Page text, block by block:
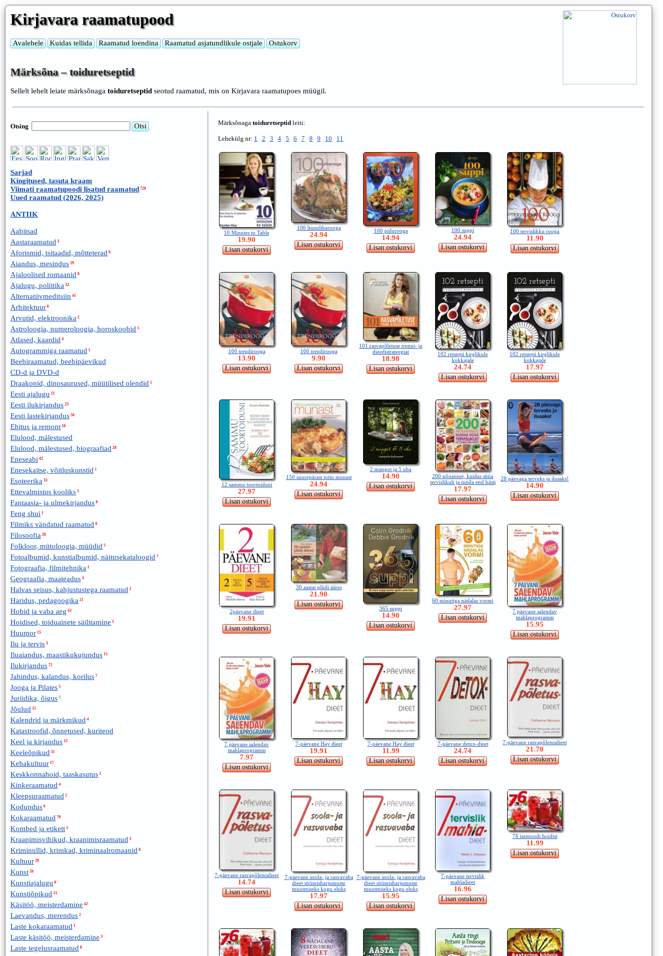
Kirjavara raamatupood
Märksõna – toiduretseptid
Sellelt lehelt leiate märksõnaga toiduretseptid seotud raamatud, mis on Kirjavara raamatupoes müügil.
Otsing
Sarjad
Kingitused, tasuta kraam
Viimati raamatupoodi lisatud raamatud 728
Uued raamatud (2026, 2025)
ANTIIK
Aabitsad
Aastaraamatud 3
Aforismid, tsitaadid, mõtteterad 6
Aiandus, mesindus 29
Ajaloolised romaanid 8
Ajalugu, poliitika 32
Alternatiivmeditsiin 41
Arhitektuur 8
Arvutid, elektroonika 2
Astroloogia, numeroloogia, horoskoobid 5
Atlased, kaardid 4
Autogrammiga raamatud 1
Beebiraamatud, beebipäevikud
CD-d ja DVD-d
Draakonid, dinosaurused, müütilised olendid 1
Eesti ajalugu 21
Eesti ilukirjandus 25
Eesti lastekirjandus 56
Ehitus ja remont 10
Elulood, mälestused
Elulood, mälestused, biograafiad 28
Eneseabi 42
Enesekaitse, võitluskunstid 1
Esoteerika 33
Ettevalmistus kooliks 5
Fantaasia- ja ulmekirjandus 8
Feng shui 1
Filmiks vändatud raamatud 8
Filosoofia 20
Folkloor, mütoloogia, müüdid 5
Fotoalbumid, kunstialbumid, näitusekataloogid 7
Fotograafia, filmitehnika 1
Geograafia, maateadus 4
Halvas seisus, kahjustustega raamatud 1
Haridus, pedagoogika 21
Hobid ja vaba aeg 43
Hoidised, toiduainete säilitamine 1
Huumor 15
Ilu ja tervis 3
Iluaiandus, maastikukujundus 15
Ilukirjandus 72
Jahindus, kalandus, korilus 7
Jooga ja Pilates 5
Juriidika, õigus 7
Jõulud 15
Kalendrid ja märkmikud 4
Katastroofid, õnnetused, kuriteod
Keel ja kirjandus 15
Keeleõpikud 31
Kehakultuur 17
Keskkonnahoid, taaskasutus 2
Kinkeraamatud 4
Kleepsuraamatud 2
Kodundus 6
Kokaraamatud 70
Kombed ja etikett 2
Kraapimisvihikud, kraapimisraamatud 3
Kriminullid, krimkad, kriminaalromaanid 8
Kultuur 28
Kunst 26
Kunstiajalugu 6
Kunstiõpikud 11
Käsitöö, meisterdamine 42
Laevandus, merendus 2
Laste kokaraamatud 1
Laste käsitöö, meisterdamine 3
Laste tegelusraamatud 8
Märksõnaga toiduretseptid leiti:
Lehekülg nr: 1 2 3 4 5 6 7 8 9 10 11
10 Minutes to Table
19.90
100 linnuliharooga
24.94
100 pidurooga
14.94
100 suppi
24.94
100 tervislikku rooga
11.90
100 trendirooga
13.90
100 trendirooga
9.90
101 rasvapõletuse trenni- ja
dieedistrateegiat
18.98
102 retsepti kirglikule
kokkajale
24.74
102 retsepti kirglikule
kokkajale
17.97
12 sammu toortoiduni
27.97
150 suurepärast toitu munast
24.94
2 mangot ja 5 uba
14.90
200 nõuannet, kuidas süüa
tervislikult ja tunda end hästi
17.97
28 päevaga terveks ja ilusaks!
14.90
2päevane dieet
19.91
30 aastat pliidi ääres
21.90
365 suppi
14.90
60 minutiga nädalas vormi
27.97
7 päevane salendav
mahlaprogramm
15.95
7 päevane salendav
mahlaprogramm
7.97
7-päevane Hay dieet
19.91
7-päevane Hay dieet
11.99
7-päevane detox-dieet
24.74
7-päevane rasvapõletusdieet
21.70
7-päevane rasvapõletusdieet
14.74
7-päevane soola- ja rasvavaba
dieet söömisharjumuste
muutmiseks kogu eluks
17.97
7-päevane soola- ja rasvavaba
dieet söömisharjumuste
muutmiseks kogu eluks
15.95
7-päevane tervislik
mahladieet
16.96
76 isemoodi hoidist
11.99